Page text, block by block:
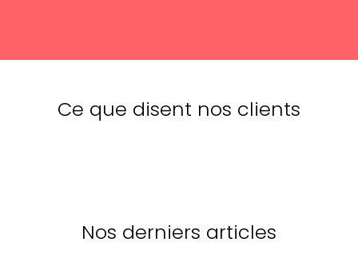
Ce que disent nos clients
Nos derniers articles